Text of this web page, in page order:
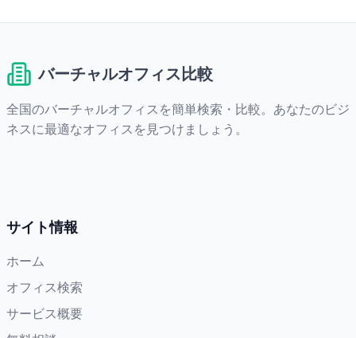
バーチャルオフィス比較
全国のバーチャルオフィスを簡単検索・比較。あなたのビジ
ネスに最適なオフィスを見つけましょう。
サイト情報
ホーム
オフィス検索
サービス概要